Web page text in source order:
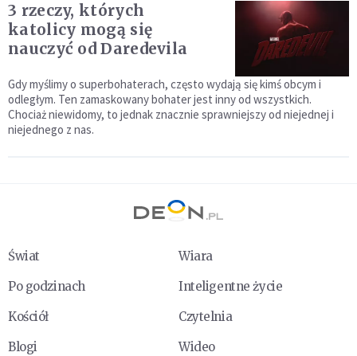
3 rzeczy, których
katolicy mogą się
nauczyć od Daredevila
Gdy myślimy o superbohaterach, często wydają się kimś obcym i
odległym. Ten zamaskowany bohater jest inny od wszystkich.
Chociaż niewidomy, to jednak znacznie sprawniejszy od niejednej i
niejednego z nas.
Świat
Wiara
Po godzinach
Inteligentne życie
Kościół
Czytelnia
Blogi
Wideo